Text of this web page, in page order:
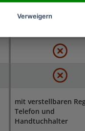
mit verstellbaren
Telefon und
Handtuchhalter
Verweigern